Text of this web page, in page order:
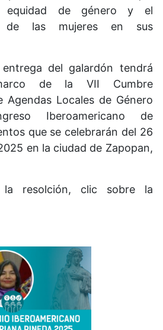
equidad de género y el
de las mujeres en sus
del galardón tendrá
de la VII Cumbre
Agendas Locales de Género
Iberoamericano de
que se celebrarán del 26
en la ciudad de Zapopan,
resolción, clic sobre la